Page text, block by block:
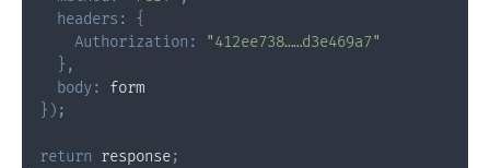
headers :
{
Authorization :
"412ee738……d3e469a7"
} ,
body:
form
} ) ;
return response;